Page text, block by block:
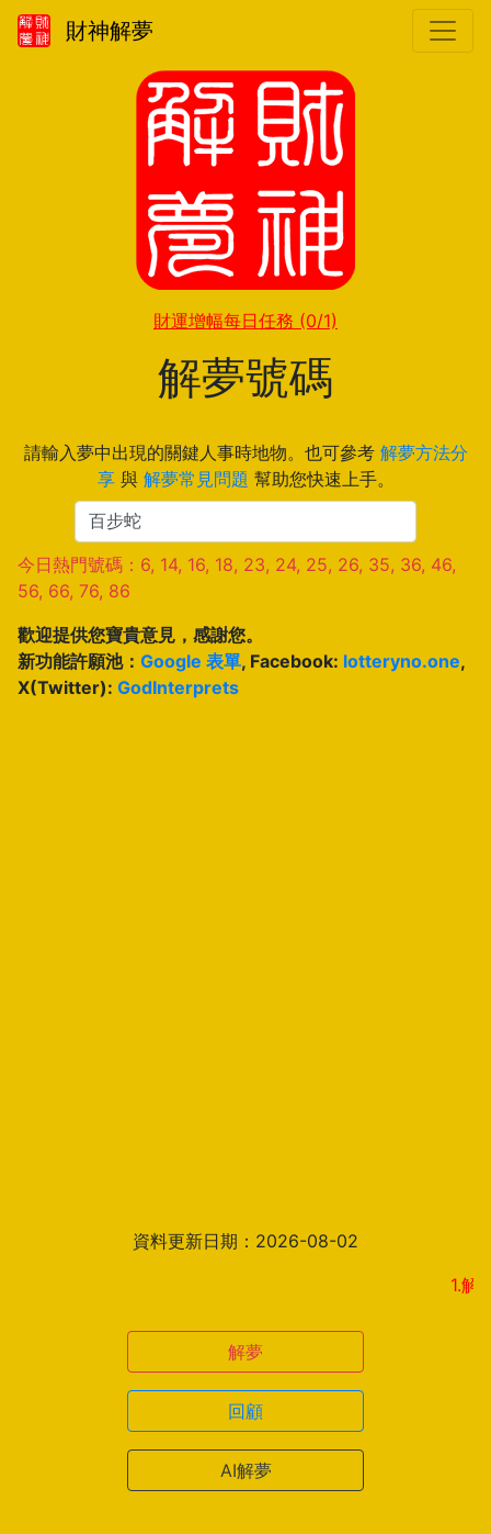
財神解夢
財運增幅每日任務 (0/1)
解夢號碼
請輸入夢中出現的關鍵人事時地物。也可參考 解夢方法分
享與 解夢常見問題 幫助您快速上手。
今日熱門號碼：6, 14, 16, 18, 23, 24, 25, 26, 35, 36, 46,
56, 66, 76, 86
歡迎提供您寶貴意見，感謝您。
新功能許願池： Google 表單, Facebook: lotteryno.one,
X(Twitter): GodInterprets
資料更新日期：2026-08-02
1.解夢
解夢
回顧
AI解夢